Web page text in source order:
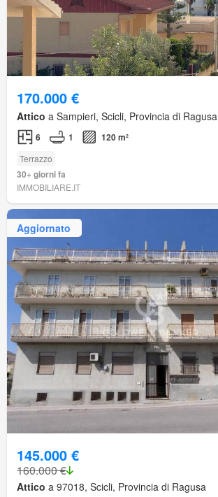
170.000 €
Attico a Sampieri, Scicli, Provincia di Ragusa
6 1 120 m²
Terrazzo
30+ giorni fa
IMMOBILIARE.IT
Aggiornato
145.000 €
160.000 €
Attico a 97018, Scicli, Provincia di Ragusa